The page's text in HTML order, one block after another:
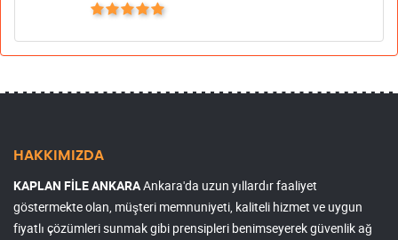
HAKKIMIZDA
KAPLAN FİLE ANKARAAnkara'da uzun yıllardır faaliyet
göstermekte olan, müşteri memnuniyeti, kaliteli hizmet ve uygun
fiyatlı çözümleri sunmak gibi prensipleri benimseyerek güvenlik ağ